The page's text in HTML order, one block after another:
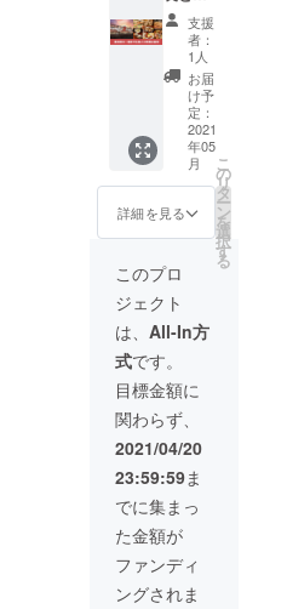
式の
サービ
ス券1枚
の2つが
セット
になっ
たリ
ターン
です。
お食事
券の有
年4月末
す。
一緒に
横浜西
口一番
街で2時
間お食
事が出
来る権
利 のリ
ターン
です。
横浜西
口一番
店して
いるお
店の社
長とお
食事が
出来ま
すが、
どの社
長と食
事をす
るかは
ランダ
ムにこ
ちらが
指定さ
せてい
ただき
ます。
支援
者：
1人
お届
け予
定：
2021
年05
月
詳細を見る
こ
の
リ
タ
ー
ン
を
選
択
す
る
このプロ
ジェクト
は、 All-In方
式です。
目標金額に
関わらず、
2021/04/20
23:59:59ま
でに集まっ
た金額が
ファンディ
ングされま